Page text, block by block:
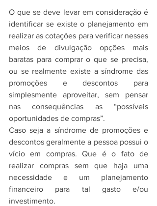
O que se deve levar em consideração é
identificar se existe o planejamento em
realizar as cotações para verificar nesses
meios de divulgação opções mais
baratas para comprar o que se precisa,
ou se realmente existe a síndrome das
promoções e descontos para
simplesmente aproveitar, sem pensar
nas consequências as “possíveis
oportunidades de compras”.
Caso seja a síndrome de promoções e
descontos geralmente a pessoa possui o
vício em compras. Que é o fato de
realizar compras sem que haja uma
necessidade e um planejamento
financeiro para tal gasto e/ou
investimento.